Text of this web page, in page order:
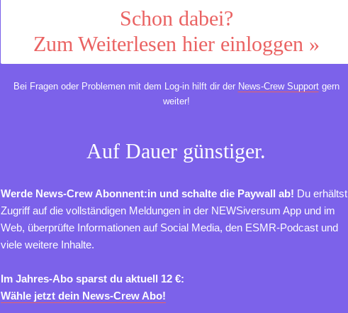
Schon dabei?
Zum Weiterlesen hier einloggen »
Bei Fragen oder Problemen mit dem Log-in hilft dir der News-Crew Supportgern
weiter!
Auf Dauer günstiger.
Werde News-Crew Abonnent:in und schalte die Paywall ab! Du erhältst
Zugriff auf die vollständigen Meldungen in der NEWSiversum App und im
Web, überprüfte Informationen auf Social Media, den ESMR-Podcast und
viele weitere Inhalte.
Im Jahres-Abo sparst du aktuell 12 €:
Wähle jetzt dein News-Crew Abo!